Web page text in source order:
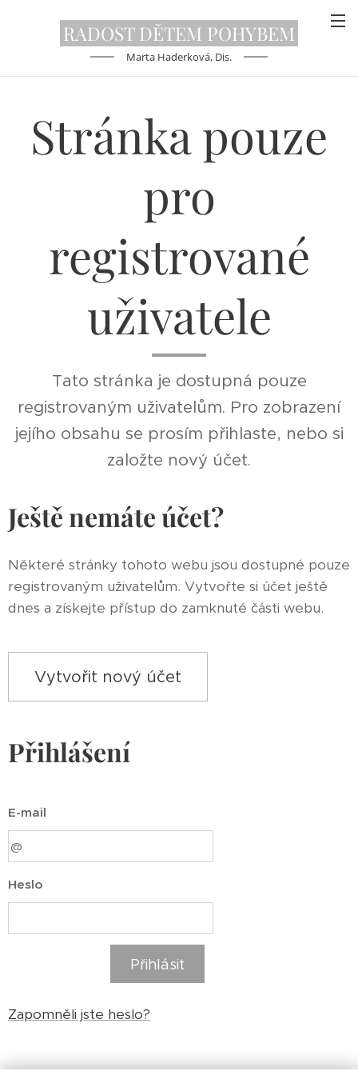
RADOST DĚTEM POHYBEM
Marta Haderková, Dis.
Stránka pouze
pro
registrované
uživatele
Tato stránka je dostupná pouze
registrovaným uživatelům. Pro zobrazení
jejího obsahu se prosím přihlaste, nebo si
založte nový účet.
Ještě nemáte účet?
Některé stránky tohoto webu jsou dostupné pouze
registrovaným uživatelům. Vytvořte si účet ještě
dnes a získejte přístup do zamknuté části webu.
Vytvořit nový účet
Přihlášení
E-mail
Heslo
Přihlásit
Zapomněli jste heslo?